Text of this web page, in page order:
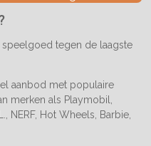
tegen de laagste
aanbod met populaire
merken als Playmobil,
NERF, Hot Wheels, Barbie,